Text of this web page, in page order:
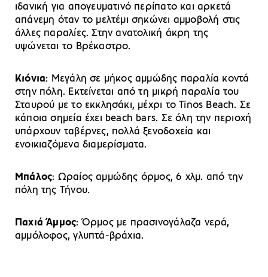
ιδανική για απογευματινό περίπατο και αρκετά
απάνεμη όταν το μελτέμι σηκώνει αμμοβολή στις
άλλες παραλίες. Στην ανατολική άκρη της
υψώνεται το Βρέκαστρο.
Κιόνια: Μεγάλη σε μήκος αμμώδης παραλία κοντά
στην πόλη. Εκτείνεται από τη μικρή παραλία του
Σταυρού με το εκκλησάκι, μέχρι το Tinos Beach. Σε
κάποια σημεία έχει beach bars. Σε όλη την περιοχή
υπάρχουν ταβέρνες, πολλά ξενοδοχεία και
ενοικιαζόμενα διαμερίσματα.
Μπάλος: Ωραίος αμμώδης όρμος, 6 χλμ. από την
πόλη της Τήνου.
Παχιά Άμμος: Όρμος με πρασινογάλαζα νερά,
αμμόλοφος, γλυπτά-βράχια.